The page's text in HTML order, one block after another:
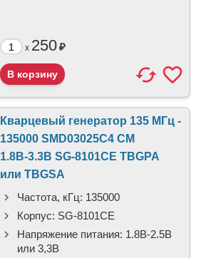
x 250₽
Кварцевый генератор 135 МГц -
135000 SMD03025C4 CM
1.8В-3.3В SG-8101CE TBGPA
или TBGSA
Частота, кГц: 135000
Корпус: SG-8101CE
Напряжение питания: 1.8В-2.5B
или 3,3B